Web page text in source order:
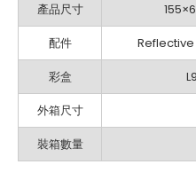
定
產品尺寸
配件
彩盒
外箱尺寸
裝箱數量